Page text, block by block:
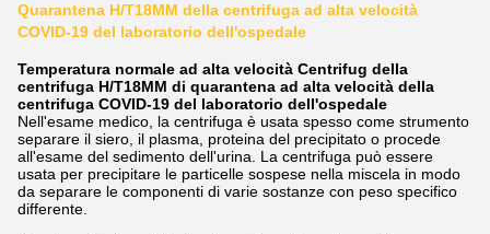
Quarantena H/T18MM della centrifuga ad alta velocità
COVID-19 del laboratorio dell'ospedale
Temperatura normale ad alta velocità Centrifug della
centrifuga H/T18MM di quarantena ad alta velocità della
centrifuga COVID-19 del laboratorio dell'ospedale
Nell'esame medico, la centrifuga è usata spesso come strumento
separare il siero, il plasma, proteina del precipitato o procede
all'esame del sedimento dell'urina. La centrifuga può essere
usata per precipitare le particelle sospese nella miscela in modo
da separare le componenti di varie sostanze con peso specifico
differente.